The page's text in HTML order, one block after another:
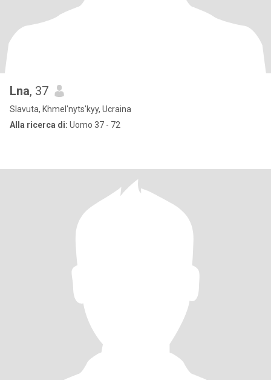
Lna, 37
Slavuta, Khmel'nyts'kyy, Ucraina
Alla ricerca di: Uomo 37 - 72